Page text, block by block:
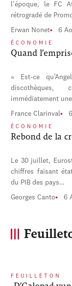
l’époque, le FC
rétrogradé de
Erwan Nonet 6
ÉCONOMIE
Quand
« Est-ce
discothèques,
immédiatement
France Clarinval
ÉCONOMIE
Rebond de la
Le 30 juillet,
chiffres faisant
du PIB des pays…
Georges Canto 6
FEUILLETON